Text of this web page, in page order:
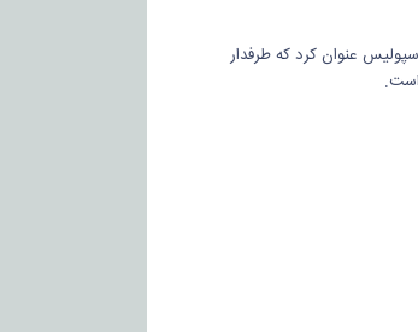
عنوان کرد که طرفدار
است.